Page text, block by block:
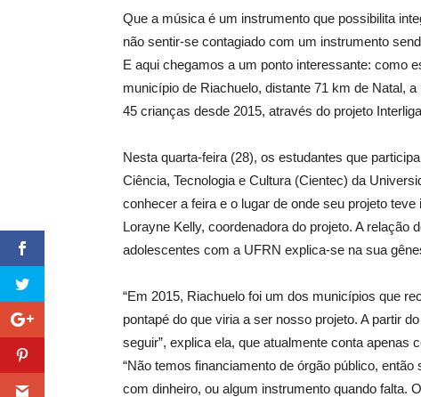
Que a música é um instrumento que possibilita
não sentir-se contagiado com um instrumento
E aqui chegamos a um ponto interessante: como
município de Riachuelo, distante 71 km de Natal,
45 crianças desde 2015, através do projeto
Nesta quarta-feira (28), os estudantes que
Ciência, Tecnologia e Cultura (Cientec) da
conhecer a feira e o lugar de onde seu projeto
Lorayne Kelly, coordenadora do projeto. A
adolescentes com a UFRN explica-se na sua
“Em 2015, Riachuelo foi um dos municípios que
pontapé do que viria a ser nosso projeto. A partir
seguir”, explica ela, que atualmente conta apenas
“Não temos financiamento de órgão público,
com dinheiro, ou algum instrumento quando falta.